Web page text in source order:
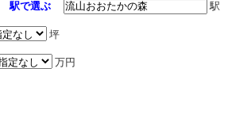
駅で選ぶ 駅
坪
万円